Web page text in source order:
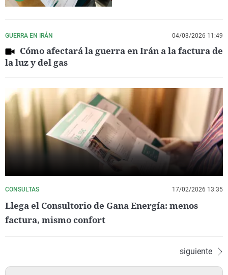
GUERRA EN IRÁN 04/03/2026 11:49
Cómo afectará la guerra en Irán a la factura de
la luz y del gas
CONSULTAS 17/02/2026 13:35
Llega el Consultorio de Gana Energía: menos
factura, mismo confort
siguiente